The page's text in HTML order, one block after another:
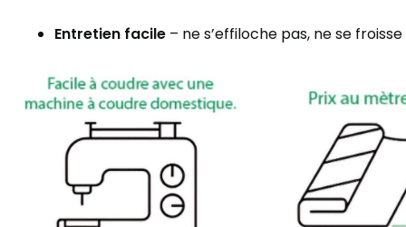
Entretien facile – ne s’effiloche pas, ne se